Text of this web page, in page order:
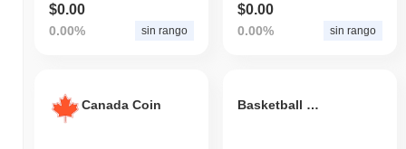
$0.00
0.00% sin rango
$0.00
0.00% sin rango
Canada Coin Basketball Legends